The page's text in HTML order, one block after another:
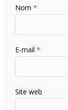
Nom*
E-mail*
Site web